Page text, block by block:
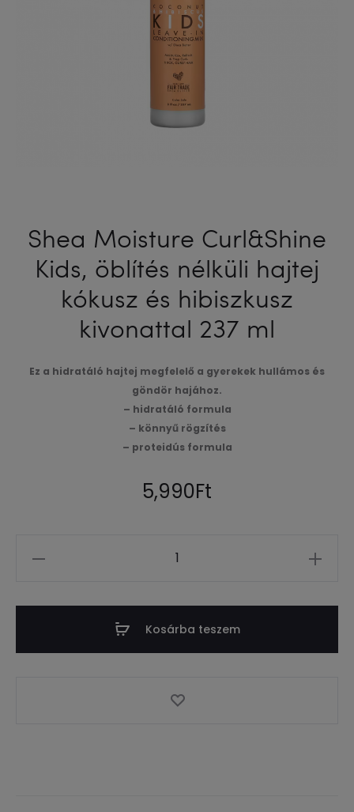
Shea Moisture Curl&Shine
Kids, öblítés nélküli hajtej
kókusz és hibiszkusz
kivonattal 237 ml
Ez a hidratáló hajtej megfelelő a gyerekek hullámos és
göndör hajához.
– hidratáló formula
– könnyű rögzítés
– proteidús formula
5,990Ft
Kosárba teszem